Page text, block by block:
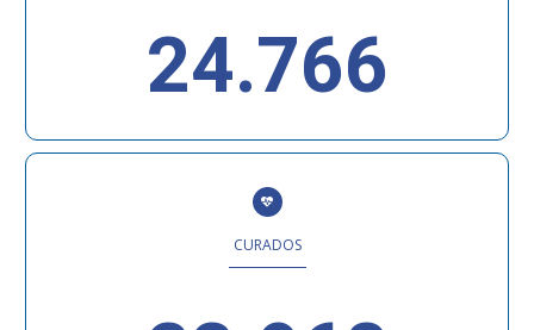
24.766
CURADOS